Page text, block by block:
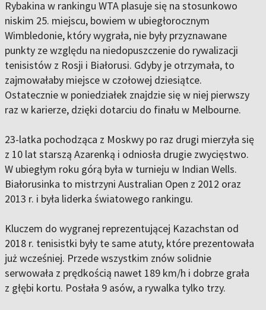
Rybakina w rankingu WTA plasuje się na stosunkowo
niskim 25. miejscu, bowiem w ubiegłorocznym
Wimbledonie, który wygrała, nie były przyznawane
punkty ze względu na niedopuszczenie do rywalizacji
tenisistów z Rosji i Białorusi. Gdyby je otrzymała, to
zajmowałaby miejsce w czołowej dziesiątce.
Ostatecznie w poniedziałek znajdzie się w niej pierwszy
raz w karierze, dzięki dotarciu do finału w Melbourne.
23-latka pochodząca z Moskwy po raz drugi mierzyła się
z 10 lat starszą Azarenką i odniosła drugie zwycięstwo.
W ubiegłym roku górą była w turnieju w Indian Wells.
Białorusinka to mistrzyni Australian Open z 2012 oraz
2013 r. i była liderka światowego rankingu.
Kluczem do wygranej reprezentującej Kazachstan od
2018 r. tenisistki były te same atuty, które prezentowała
już wcześniej. Przede wszystkim znów solidnie
serwowała z prędkością nawet 189 km/h i dobrze grała
z głębi kortu. Posłała 9 asów, a rywalka tylko trzy.